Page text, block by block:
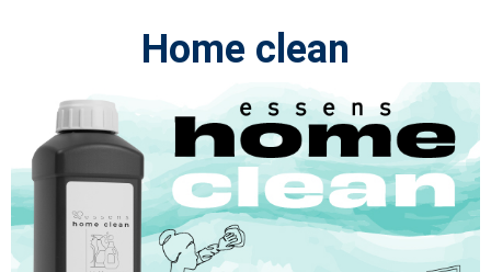
Home clean